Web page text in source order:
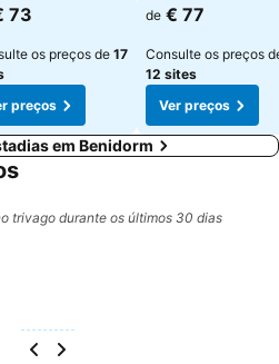
73
os preços de 17
preços
de € 77
Consulte os preços
12 sites
Ver preços
em Benidorm
trivago durante os últimos 30 dias